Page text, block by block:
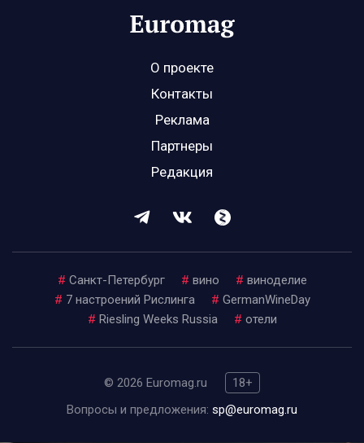
О проекте
Контакты
Реклама
Партнеры
Редакция
# Санкт-Петербург # вино # виноделие
# 7 настроений Рислинга # GermanWineDay
# Riesling Weeks Russia # отели
© 2026 Euromag.ru
18+
Вопросы и предложения: sp@euromag.ru